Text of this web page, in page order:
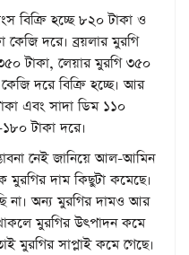
বিক্রি হচ্ছে ৮২০ টাকা ও
কেজি দরে। ব্রয়লার মুরগি
টাকা, লেয়ার মুরগি ৩৫০
দরে বিক্রি হচ্ছে। আর
এবং সাদা ডিম ১১০
টাকা দরে।
নেই জানিয়ে আল-আমিন
মুরগির দাম কিছুটা কমেছে।
না। অন্য মুরগির দামও আর
মুরগির উৎপাদন কমে
মুরগির সাপ্লাই কমে গেছে।